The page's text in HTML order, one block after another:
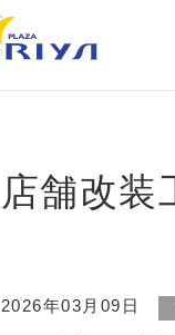
店舗改装
2026年03月09日